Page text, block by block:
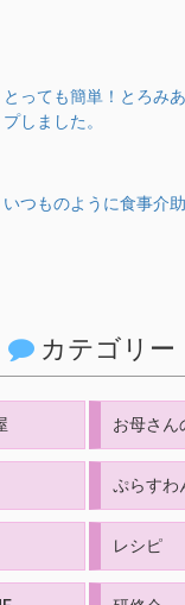
とっても簡単！とろみ
プしました。
いつものように食事介
カテゴリー
お母さん
ぷらすわ
レシピ